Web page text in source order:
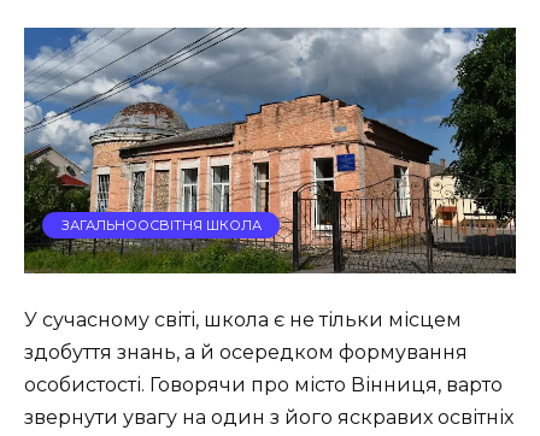
ЗАГАЛЬНООСВІТНЯ ШКОЛА
У сучасному світі, школа є не тільки місцем
здобуття знань, а й осередком формування
особистості. Говорячи про місто Вінниця, варто
звернути увагу на один з його яскравих освітніх